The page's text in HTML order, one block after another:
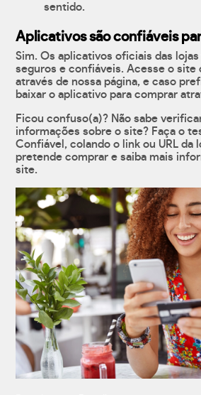
sentido.
Aplicativos são confiáveis
Sim. Os aplicativos oficiais das
seguros e confiáveis. Acesse o site
através de nossa página, e caso
baixar o aplicativo para comprar
Ficou confuso(a)? Não sabe
informações sobre o site? Faça o
Confiável, colando o link ou URL da
pretende comprar e saiba mais
site.